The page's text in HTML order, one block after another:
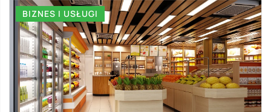
ŻYCIE I CZŁOWIEK